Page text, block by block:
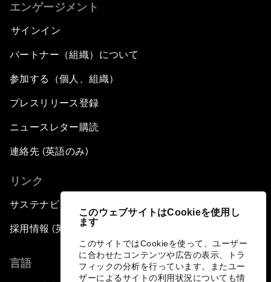
このウェブサイトはCookieを使用し
ます
このサイトではCookieを使って、ユーザー
に合わせたコンテンツや広告の表示、トラ
フィックの分析を行っています。またユー
ザーによるサイトの利用状況についても情
エンゲージメント
サインイン
パートナー（組織）について
参加する（個人、組織）
プレスリリース登録
ニュースレター購読
連絡先 (英語のみ)
リンク
サステナビリティへの取り組み
採用情報 (英語のみ)
言語